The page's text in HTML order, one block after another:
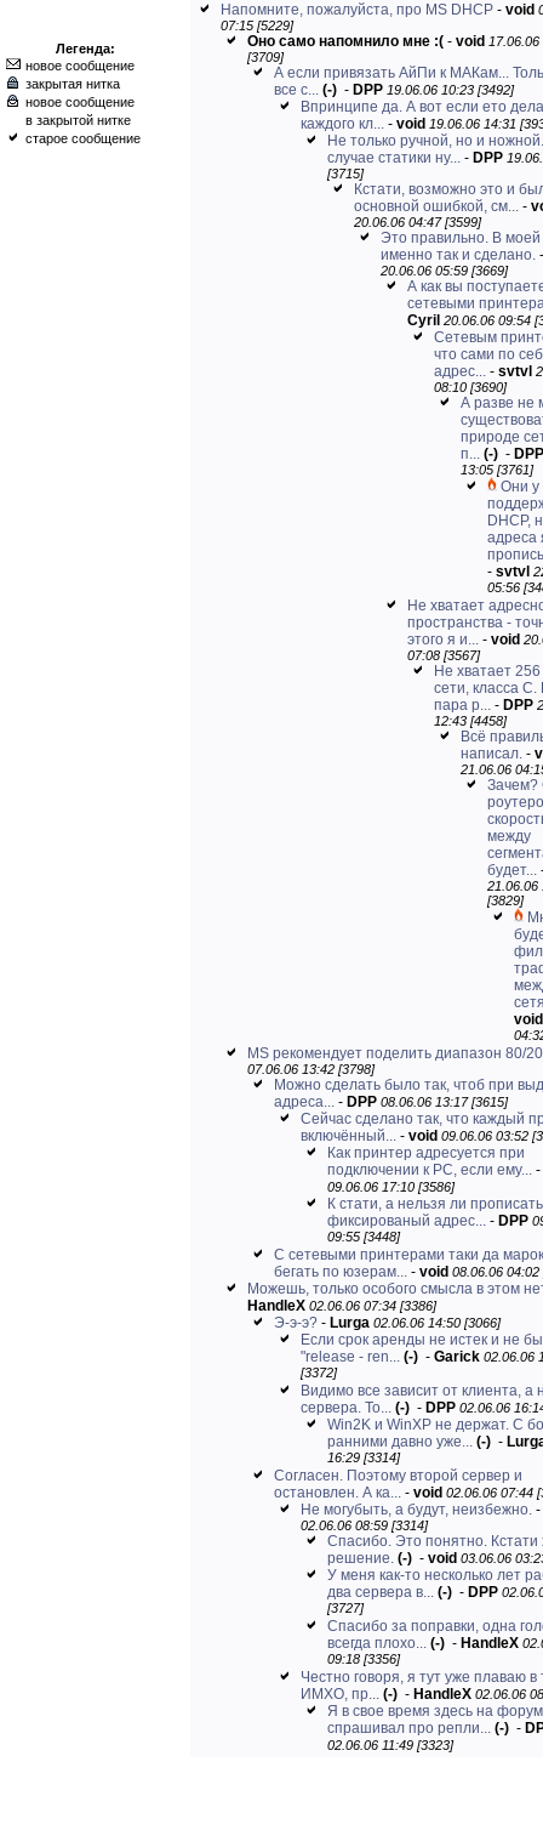
Легенда:
новое сообщение
закрытая нитка
новое сообщение
в закрытой нитке
старое сообщение
Напомните, пожалуйста, про MS DHCP - void
07:15 [5229]
Оно само напомнило мне :( - void 17.06.06
[3709]
А если привязать АйПи к МАКам...
все с... (-) - DPP 19.06.06 10:23 [3492]
Впринципе да. А вот если ето
каждого кл... - void 19.06.06 14:31
Не только ручной, но и
случае статики ну... - DPP
[3715]
Кстати, возможно это и
основной ошибкой, см... -
20.06.06 04:47 [3599]
Это правильно. В моей
именно так и сделано.
20.06.06 05:59 [3669]
А как вы
сетевыми
Cyril 20.06.06 09:54
Сетевым
что сами по
адрес... - svtvl
08:10 [3690]
А разве не
природе
п... (-) - DPP
13:05 [3761]
Они у
DHCP,
адреса
- svtvl
05:56
Не хватает
пространства -
этого я и... - void
07:08 [3567]
Не хватает
сети, класса С.
пара р... - DPP
12:43 [4458]
Всё
написал. -
21.06.06
Зачем?
между
будет...
21.06.06
[3829]
void
MS рекомендует поделить диапазон 80/20
07.06.06 13:42 [3798]
Можно сделать было так, чтоб при
адреса... - DPP 08.06.06 13:17 [3615]
Сейчас сделано так, что каждый
включённый... - void 09.06.06 03:52
Как принтер адресуется при
подключении к РС, если ему... -
09.06.06 17:10 [3586]
К стати, а нельзя ли прописать
фиксированый адрес... - DPP
09:55 [3448]
С сетевыми принтерами таки да
бегать по юзерам... - void 08.06.06 04:02
Можешь, только особого смысла в этом
HandleX 02.06.06 07:34 [3386]
Э-э-э? - Lurga 02.06.06 14:50 [3066]
Если срок аренды не истек и не
"release - ren... (-) - Garick 02.06.06
[3372]
Видимо все зависит от клиента, а
сервера. То... (-) - DPP 02.06.06
Win2K и WinXP не держат. С
ранними давно уже... (-) -
16:29 [3314]
Согласен. Поэтому второй сервер и
остановлен. А ка... - void 02.06.06 07:44
Не могубыть, а будут, неизбежно. -
02.06.06 08:59 [3314]
Спасибо. Это понятно.
решение. (-) - void 03.06.06
У меня как-то несколько лет
два сервера в... (-) - DPP
[3727]
Спасибо за поправки, одна
всегда плохо... (-) - HandleX
09:18 [3356]
Честно говоря, я тут уже плаваю в
ИМХО, пр... (-) - HandleX 02.06.06
Я в свое время здесь на
спрашивал про репли... (-) -
02.06.06 11:49 [3323]